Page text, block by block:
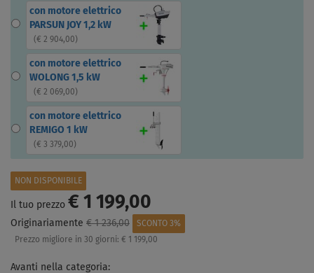
con motore elettrico
PARSUN JOY 1,2 kW
( € 2 904,00)
con motore elettrico
WOLONG 1,5 kW
( € 2 069,00)
con motore elettrico
REMIGO 1 kW
( € 3 379,00)
NON DISPONIBILE
Il tuo prezzo € 1 199,00
Originariamente € 1 236,00
SCONTO 3%
Prezzo migliore in 30 giorni: € 1 199,00
Avanti nella categoria: